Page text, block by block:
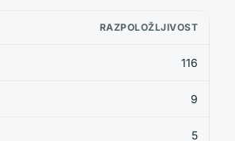
RAZPOLOŽLJIVOST
116
9
5